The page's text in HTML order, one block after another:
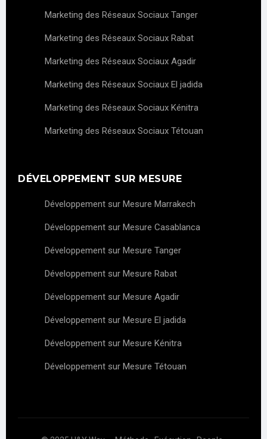
Marketing des Réseaux Sociaux Tanger
Marketing des Réseaux Sociaux Rabat
Marketing des Réseaux Sociaux Agadir
Marketing des Réseaux Sociaux El jadida
Marketing des Réseaux Sociaux Kénitra
Marketing des Réseaux Sociaux Tétouan
DÉVELOPPEMENT SUR MESURE
Développement sur Mesure Marrakech
Développement sur Mesure Casablanca
Développement sur Mesure Tanger
Développement sur Mesure Rabat
Développement sur Mesure Agadir
Développement sur Mesure El jadida
Développement sur Mesure Kénitra
Développement sur Mesure Tétouan